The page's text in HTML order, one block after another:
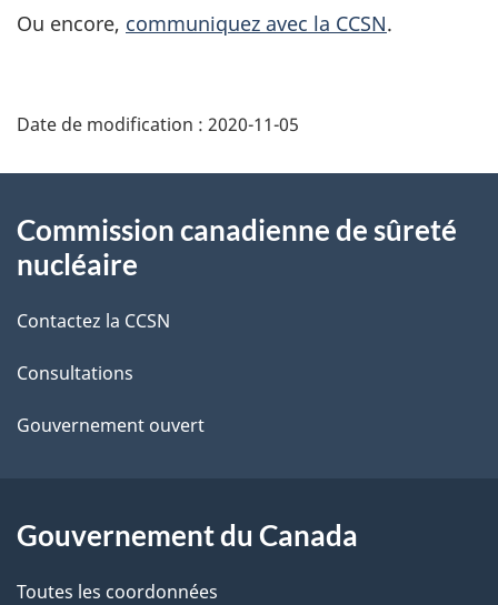
Ou encore, communiquez avec la CCSN.
é
a
i
l
s
d
l
a
Date de modification : 2020-11-05
propos
ce
site
Commission canadienne de sûreté
nucléaire
Contactez la CCSN
Consultations
Gouvernement ouvert
Gouvernement du Canada
Toutes les coordonnées